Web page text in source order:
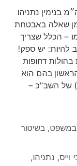
בנימין נתניהו
שאלה באבטחת
– הכלל שצריך
להיות: יש ספק!
בהולות דחופות
בהם הוא
החלפת יחידת אבטחת האישים (730) של השב"כ –
במשפט, בשיטור
וייס, נתניהו,